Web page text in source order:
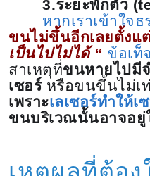
3.ระยะพักตัว (
หากเราเข้าใจ
ขนไม่ขึ้นอีกเลยตั้งแ
เป็นไปไม่ได้ “ ข้อเท็
สาเหตุที่ขนหายไปมี
เซอร์หรือขนขึ้นไม่เ
เพราะเลเซอร์ทำให้
ขนบริเวณนั้นอาจอยู่